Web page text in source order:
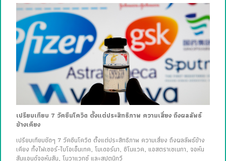
เปรียบเทียบ 7 วัคซีนโควิด ตั้งแต่ประสิทธิภาพ ความเสี่ยง ถึงผลลัพธ์
ข้างเคียง
เปรียบเทียบชัดๆ 7 วัคซีนโควิด ตั้งแต่ประสิทธิภาพ ความเสี่ยง ถึงผลลัพธ์ข้าง
เคียง ทั้งไฟเซอร์-ไบโอเอ็นเทค, โมเดอร์นา, ซิโนแวค, แอสตราเซเนกา, จอห์น
สันแอนด์จอห์นสัน, โนวาแวกซ์ และสปุตนิกวี